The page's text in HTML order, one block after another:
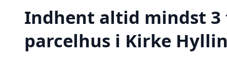
Indhent altid mindst
parcelhus i Kirke